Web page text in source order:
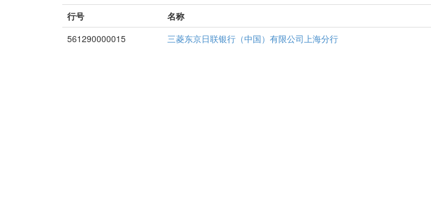
行号 名称
561290000015
三菱东京日联银行（中国）有限公司上海分行